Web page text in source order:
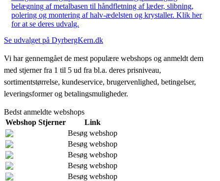
belægning af metalbasen til håndfletning af læder, slibning,
polering og montering af halv-ædelsten og krystaller. Klik her
for at se deres udvalg.
Se udvalget på DyrbergKern.dk
Vi har gennemgået de mest populære webshops og anmeldt dem
med stjerner fra 1 til 5 ud fra bl.a. deres prisniveau,
sortimentstørrelse, kundeservice, brugervenlighed, betingelser,
leveringsformer og betalingsmuligheder.
Bedst anmeldte webshops
Webshop Stjerner
Link
Besøg webshop
Besøg webshop
Besøg webshop
Besøg webshop
Besøg webshop